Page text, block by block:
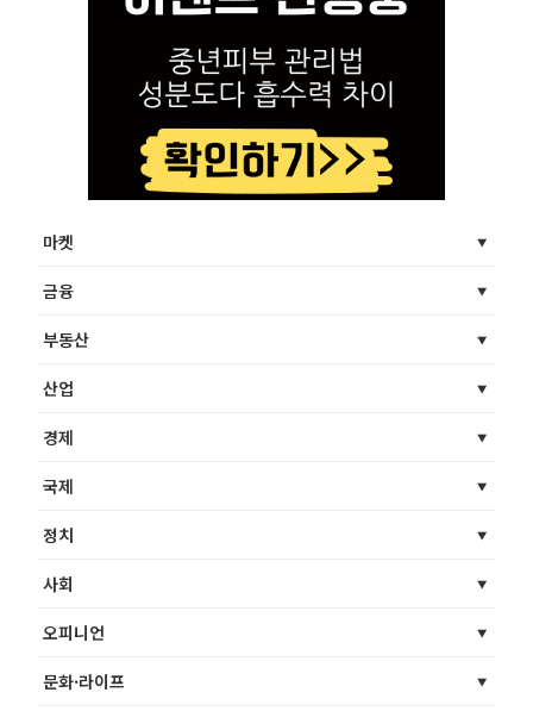
마켓
금융
부동산
산업
경제
국제
정치
사회
오피니언
문화·라이프